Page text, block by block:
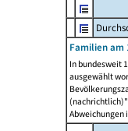
Familien am
In bundesweit
ausgewählt
Abweichungen